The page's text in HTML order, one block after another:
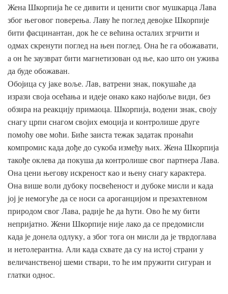
Жена Шкорпија ће се дивити и ценити свог мушкарца Лава
због његовог поверења. Лаву ће поглед девојке Шкорпије
бити фасцинантан, док ће се већина осталих згрчити и
одмах скренути поглед на њен поглед. Она ће га обожавати,
а он ће заузврат бити магнетизован од ње, као што он ужива
да буде обожаван.
Обојица су јаке воље. Лав, ватрени знак, покушаће да
изрази своја осећања и идеје онако како најбоље види, без
обзира на реакцију примаоца. Шкорпија, водени знак, своју
снагу црпи снагом својих емоција и контролише друге
помоћу ове моћи. Биће заиста тежак задатак пронаћи
компромис када дође до сукоба између њих. Жена Шкорпија
такође оклева да покуша да контролише свог партнера Лава.
Она цени његову искреност као и њену снагу карактера.
Она више воли дубоку посвећеност и дубоке мисли и када
јој је немогуће да се носи са ароганцијом и презахтевном
природом свог Лава, радије ће да ћути. Ово ће му бити
непријатно. Жени Шкорпије није лако да се предомисли
када је донела одлуку, а због тога он мисли да је тврдоглава
и нетолерантна. Али када схвате да су на истој страни у
величанственој шеми ствари, то ће им пружити сигуран и
глатки однос.